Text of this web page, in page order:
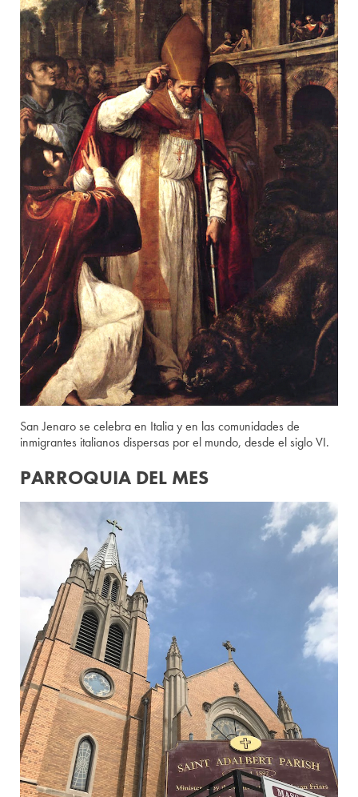
San Jenaro se celebra en Italia y en las comunidades de
inmigrantes italianos dispersas por el mundo, desde el siglo VI.
PARROQUIA DEL MES